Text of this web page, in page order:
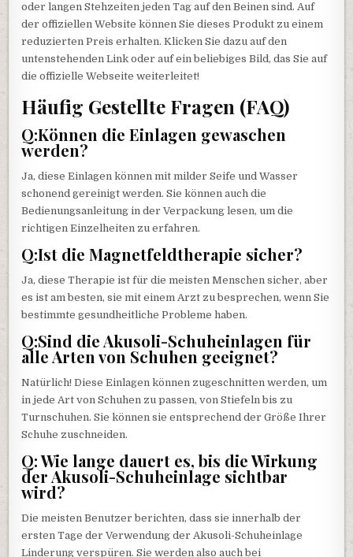
oder langen Stehzeiten jeden Tag auf den Beinen sind. Auf
der offiziellen Website können Sie dieses Produkt zu einem
reduzierten Preis erhalten. Klicken Sie dazu auf den
untenstehenden Link oder auf ein beliebiges Bild, das Sie auf
die offizielle Webseite weiterleitet!
Häufig Gestellte Fragen (FAQ)
Q:Können die Einlagen gewaschen
werden?
Ja, diese Einlagen können mit milder Seife und Wasser
schonend gereinigt werden. Sie können auch die
Bedienungsanleitung in der Verpackung lesen, um die
richtigen Einzelheiten zu erfahren.
Q:Ist die Magnetfeldtherapie sicher?
Ja, diese Therapie ist für die meisten Menschen sicher, aber
es ist am besten, sie mit einem Arzt zu besprechen, wenn Sie
bestimmte gesundheitliche Probleme haben.
Q:Sind die Akusoli-Schuheinlagen für
alle Arten von Schuhen geeignet?
Natürlich! Diese Einlagen können zugeschnitten werden, um
in jede Art von Schuhen zu passen, von Stiefeln bis zu
Turnschuhen. Sie können sie entsprechend der Größe Ihrer
Schuhe zuschneiden.
Q: Wie lange dauert es, bis die Wirkung
der Akusoli-Schuheinlage sichtbar
wird?
Die meisten Benutzer berichten, dass sie innerhalb der
ersten Tage der Verwendung der Akusoli-Schuheinlage
Linderung verspüren. Sie werden also auch bei